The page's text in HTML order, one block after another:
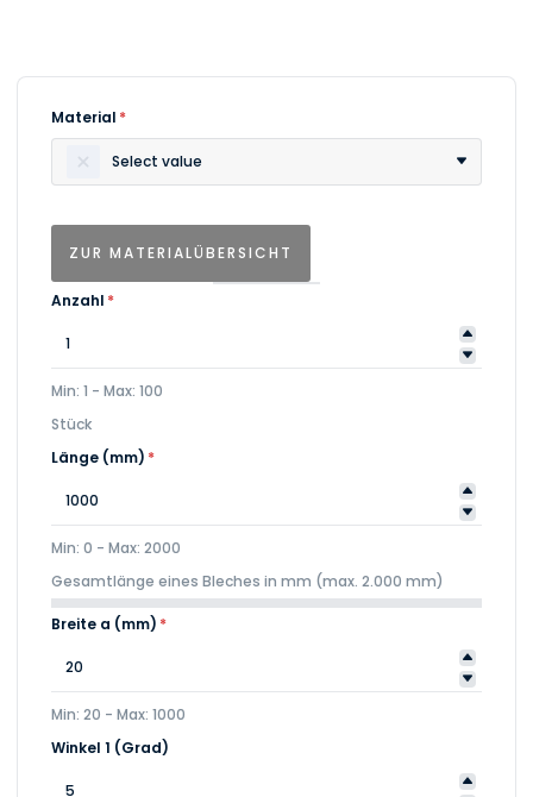
Material *
Select value
ZUR MATERIALÜBERSICHT
Anzahl *
Min: 1 - Max: 100
Stück
Länge (mm) *
Min: 0 - Max: 2000
Gesamtlänge eines Bleches in mm (max. 2.000 mm)
Breite a (mm) *
Min: 20 - Max: 1000
Winkel 1 (Grad)